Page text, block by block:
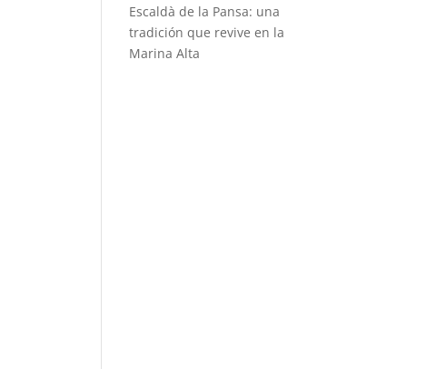
Escaldà de la Pansa: una
tradición que revive en la
Marina Alta